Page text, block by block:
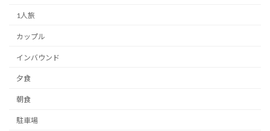
1人旅
カップル
インバウンド
夕食
朝食
駐車場